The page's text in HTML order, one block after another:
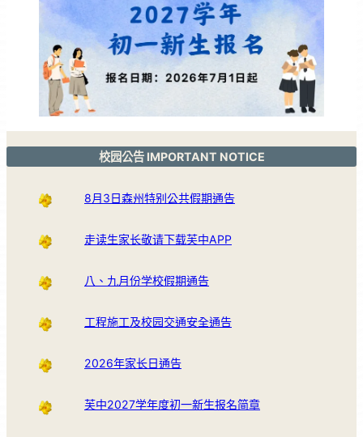
校园公告 IMPORTANT NOTICE
8月3日森州特别公共假期通告
走读生家长敬请下载芙中APP
八、九月份学校假期通告
工程施工及校园交通安全通告
2026年家长日通告
芙中2027学年度初一新生报名简章